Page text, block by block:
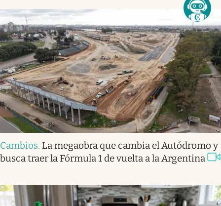
Cambios. La megaobra que cambia el Autódromo y
busca traer la Fórmula 1 de vuelta a la Argentina